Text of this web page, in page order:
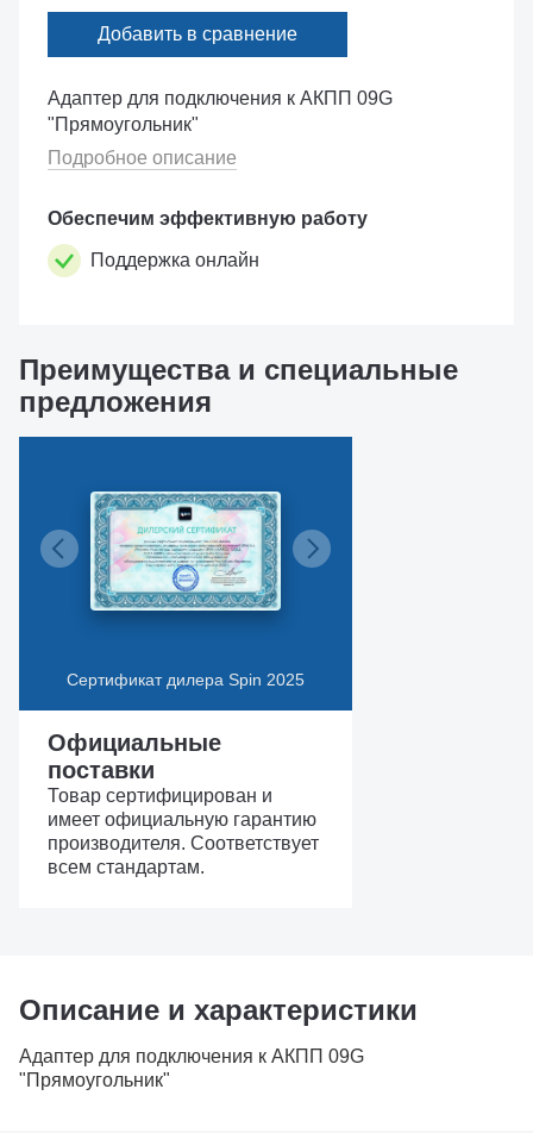
Адаптер для подключения к АКПП 09G
"Прямоугольник"
Подробное описание
Обеспечим эффективную работу
Поддержка онлайн
Добавить в сравнение
Преимущества и специальные
предложения
Сертификат дилера Spin 2025
Официальные
поставки
Товар сертифицирован и
имеет официальную гарантию
производителя. Соответствует
всем стандартам.
Описание и характеристики
Адаптер для подключения к АКПП 09G
"Прямоугольник"